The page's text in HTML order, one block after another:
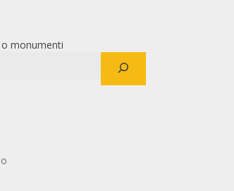
monumenti